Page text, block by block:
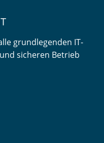
grundlegenden IT-
sicheren Betrieb